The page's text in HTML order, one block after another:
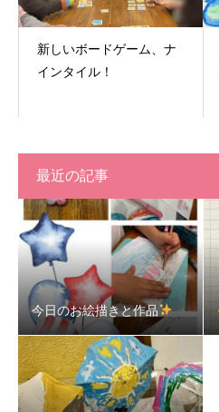
新しいボードゲーム、ナ
インタイル！
最近の記事
今日のお絵描きと作品